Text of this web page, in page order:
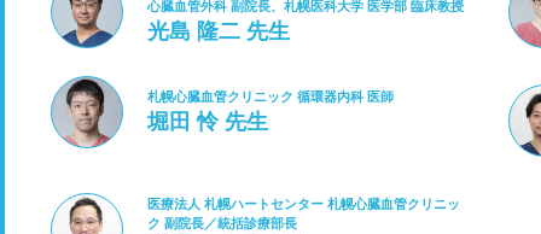
心臓血管外科 副院長、札幌医科大学 医学部 臨床教授
光島 隆二 先生
札幌心臓血管クリニック 循環器内科 医師
堀田 怜 先生
医療法人 札幌ハートセンター 札幌心臓血管クリニッ
ク 副院長／統括診療部長